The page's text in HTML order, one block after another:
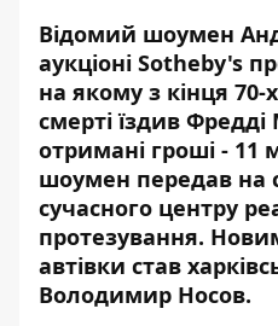
Відомий шоумен
аукціоні Sotheby's
на якому з кінця 70-
смерті їздив Фредді
отримані гроші - 11
шоумен передав на
сучасного центру
протезування.
автівки став
Володимир Носов.